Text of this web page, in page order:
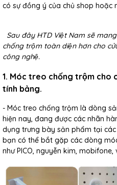
có sự đồng ý của chủ shop hoặc
Sau đây HTD Việt Nam sẽ
chống trộm toàn diện hơn cho
công nghệ.
1. Móc treo chống trộm cho
tính bảng.
- Móc treo chống trộm là dòng
hiện nay, đang được các nhãn
dụng trưng bày sản phẩm tại
bạn có thể bắt gặp các dòng
như PICO, nguyễn kim, mobifone,